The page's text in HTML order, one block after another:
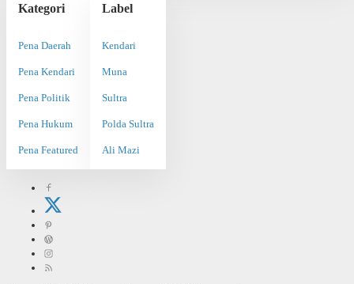
Kategori
Pena Daerah
Pena Kendari
Pena Politik
Pena Hukum
Pena Featured
Label
Kendari
Muna
Sultra
Polda Sultra
Ali Mazi